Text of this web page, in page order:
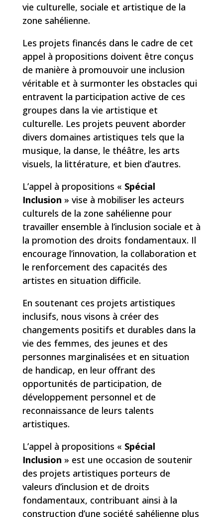
vie culturelle, sociale et artistique de la
zone sahélienne.
Les projets financés dans le cadre de cet
appel à propositions doivent être conçus
de manière à promouvoir une inclusion
véritable et à surmonter les obstacles qui
entravent la participation active de ces
groupes dans la vie artistique et
culturelle. Les projets peuvent aborder
divers domaines artistiques tels que la
musique, la danse, le théâtre, les arts
visuels, la littérature, et bien d’autres.
L’appel à propositions « Spécial
Inclusion » vise à mobiliser les acteurs
culturels de la zone sahélienne pour
travailler ensemble à l’inclusion sociale et à
la promotion des droits fondamentaux. Il
encourage l’innovation, la collaboration et
le renforcement des capacités des
artistes en situation difficile.
En soutenant ces projets artistiques
inclusifs, nous visons à créer des
changements positifs et durables dans la
vie des femmes, des jeunes et des
personnes marginalisées et en situation
de handicap, en leur offrant des
opportunités de participation, de
développement personnel et de
reconnaissance de leurs talents
artistiques.
L’appel à propositions « Spécial
Inclusion » est une occasion de soutenir
des projets artistiques porteurs de
valeurs d’inclusion et de droits
fondamentaux, contribuant ainsi à la
construction d’une société sahélienne plus